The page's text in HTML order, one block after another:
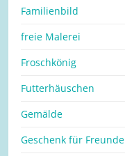
Familienbild
freie Malerei
Froschkönig
Futterhäuschen
Gemälde
Geschenk für Freunde